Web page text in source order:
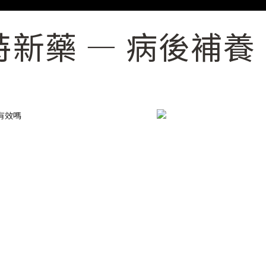
新藥 — 病後補養